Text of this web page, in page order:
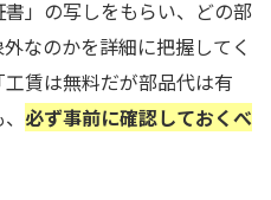
」の写しをもらい、どの部
なのかを詳細に把握してく
賃は無料だが部品代は有
必ず事前に確認しておくべ